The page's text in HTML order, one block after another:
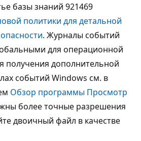
базы знаний 921469
политики для детальной
. Журналы событий
для операционной
получения дополнительной
событий Windows см. в
Обзор программы Просмотр
более точные разрешения
двоичный файл в качестве